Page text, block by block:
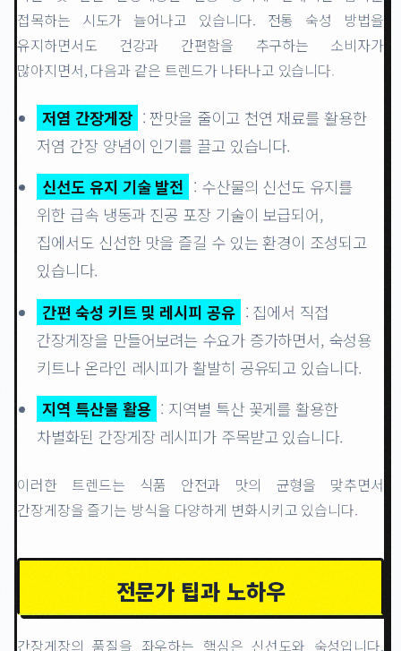
접목하는 시도가 늘어나고 있습니다. 전통 숙성 방법을
유지하면서도 건강과 간편함을 추구하는 소비자가
많아지면서, 다음과 같은 트렌드가 나타나고 있습니다.
저염 간장게장 : 짠맛을 줄이고 천연 재료를 활용한
저염 간장 양념이 인기를 끌고 있습니다.
신선도 유지 기술 발전 : 수산물의 신선도 유지를
위한 급속 냉동과 진공 포장 기술이 보급되어,
집에서도 신선한 맛을 즐길 수 있는 환경이 조성되고
있습니다.
간편 숙성 키트 및 레시피 공유 : 집에서 직접
간장게장을 만들어보려는 수요가 증가하면서, 숙성용
키트나 온라인 레시피가 활발히 공유되고 있습니다.
지역 특산물 활용 : 지역별 특산 꽃게를 활용한
차별화된 간장게장 레시피가 주목받고 있습니다.
이러한 트렌드는 식품 안전과 맛의 균형을 맞추면서
간장게장을 즐기는 방식을 다양하게 변화시키고 있습니다.
전문가 팁과 노하우
간장게장의 품질을 좌우하는 핵심은 신선도와 숙성입니다.